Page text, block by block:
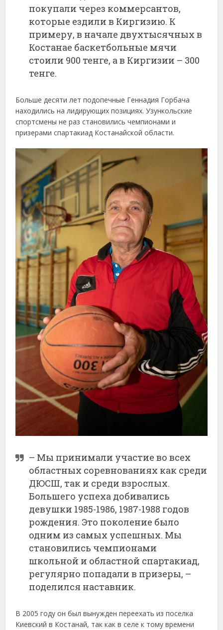
покупали через коммерсантов,
которые ездили в Киргизию. К
примеру, в начале двухтысячных в
Костанае баскетбольные мячи
стоили 900 тенге, а в Киргизии – 300
тенге.
Больше десяти лет подопечные Геннадия Горбача
находились на лидирующих позициях. Узункольские
спортсмены не раз становились чемпионами и
призерами спартакиад Костанайской области.
– Мы принимали участие во всех
областных соревнованиях как среди
ДЮСШ, так и среди взрослых.
Большего успеха добивались
девушки 1985-1986, 1987-1988 годов
рождения. Это поколение было
одним из самых успешных. Мы
становились чемпионами
школьной и областной спартакиад,
регулярно попадали в призеры, –
поделился наставник.
В 2005 году он был вынужден переехать из поселка
Киевский в Костанай, так как в селе к тому времени